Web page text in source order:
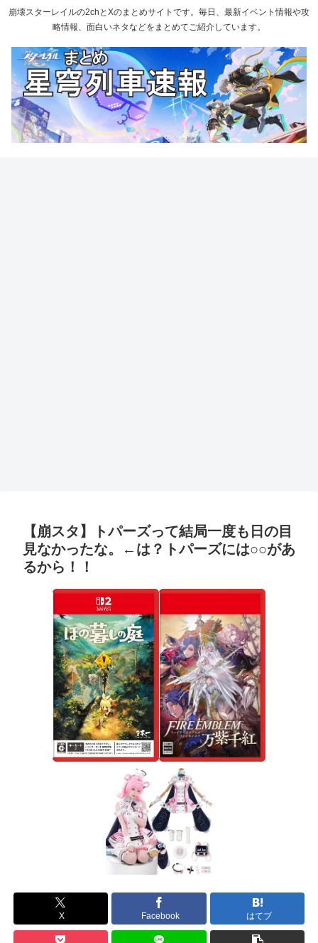
崩壊スターレイルの2chとXのまとめサイトです。毎日、最新イベント情報や攻
略情報、面白いネタなどをまとめてご紹介しています。
【崩スタ】トパーズって結局一度も日の目
見なかったな。←は？トパーズには○○があ
るから！！
X Facebook はてブ